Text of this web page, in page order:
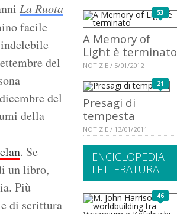
La Ruota
facile
del
del
della
. Se
un libro,
Più
di scrittura
53
A Memory of
Light è terminato
NOTIZIE / 5/01/2012
21
Presagi di
tempesta
NOTIZIE / 13/01/2011
ENCICLOPEDIA
LETTERATURA
46